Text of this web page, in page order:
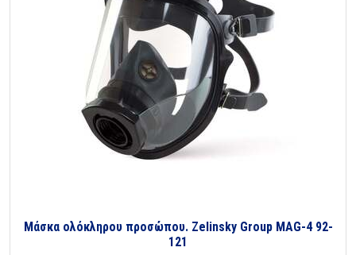
Μάσκα ολόκληρου προσώπου. Zelinsky Group MAG-4 92-
121